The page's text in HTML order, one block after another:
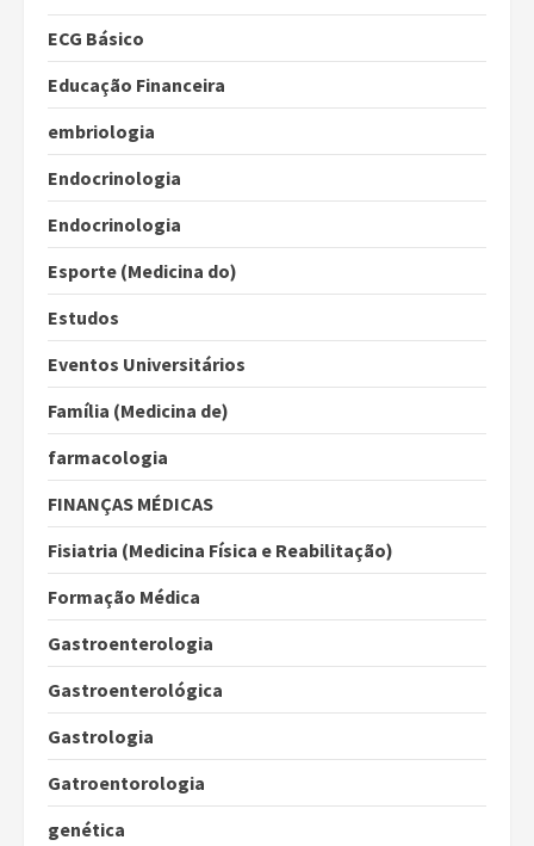
ECG Básico
Educação Financeira
embriologia
Endocrinologia
Endocrinologia
Esporte (Medicina do)
Estudos
Eventos Universitários
Família (Medicina de)
farmacologia
FINANÇAS MÉDICAS
Fisiatria (Medicina Física e Reabilitação)
Formação Médica
Gastroenterologia
Gastroenterológica
Gastrologia
Gatroentorologia
genética